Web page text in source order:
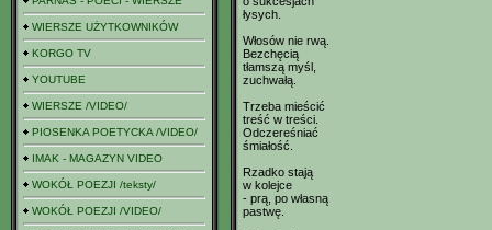
WIERSZE UŻYTKOWNIKÓW
KORGO TV
YOUTUBE
WIERSZE /VIDEO/
PIOSENKA POETYCKA /VIDEO/
IMAK - MAGAZYN VIDEO
WOKÓŁ POEZJI /teksty/
WOKÓŁ POEZJI /VIDEO/
łysych.
Włosów nie rwą.
Bezchęcią
tłamszą myśl,
zuchwałą.
Trzeba mieścić
treść w treści.
Odczereśniać
śmiałość.
Rzadko stają
w kolejce
- prą, po własną
pastwę.